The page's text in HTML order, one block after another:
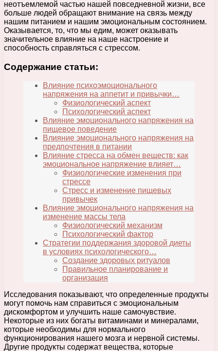
неотъемлемой частью нашей повседневной жизни, все
больше людей обращают внимание на связь между
нашим питанием и нашим эмоциональным состоянием.
Оказывается, то, что мы едим, может оказывать
значительное влияние на наше настроение и
способность справляться с стрессом.
Содержание статьи:
Влияние психоэмоционального
напряжения на аппетит и привычки…
Физиологический аспект
Психологический аспект
Влияние эмоционального напряжения на
пищевое поведение
Влияние эмоционального напряжения на
предпочтения в питании
Влияние стресса на обмен веществ: как
эмоциональное напряжение влияет…
Физиологические изменения при
стрессе
Стресс и изменение пищевых
привычек
Влияние эмоционального напряжения на
изменение массы тела
Физиологический механизм
Психологический фактор
Стратегии поддержания здоровой диеты
в условиях психологического…
Создание здоровых ритуалов
Правильное планирование и
организация
Исследования показывают, что определенные продукты
могут помочь нам справиться с эмоциональным
дискомфортом и улучшить наше самочувствие.
Некоторые из них богаты витаминами и минералами,
которые необходимы для нормального
функционирования нашего мозга и нервной системы.
Другие продукты содержат вещества, которые